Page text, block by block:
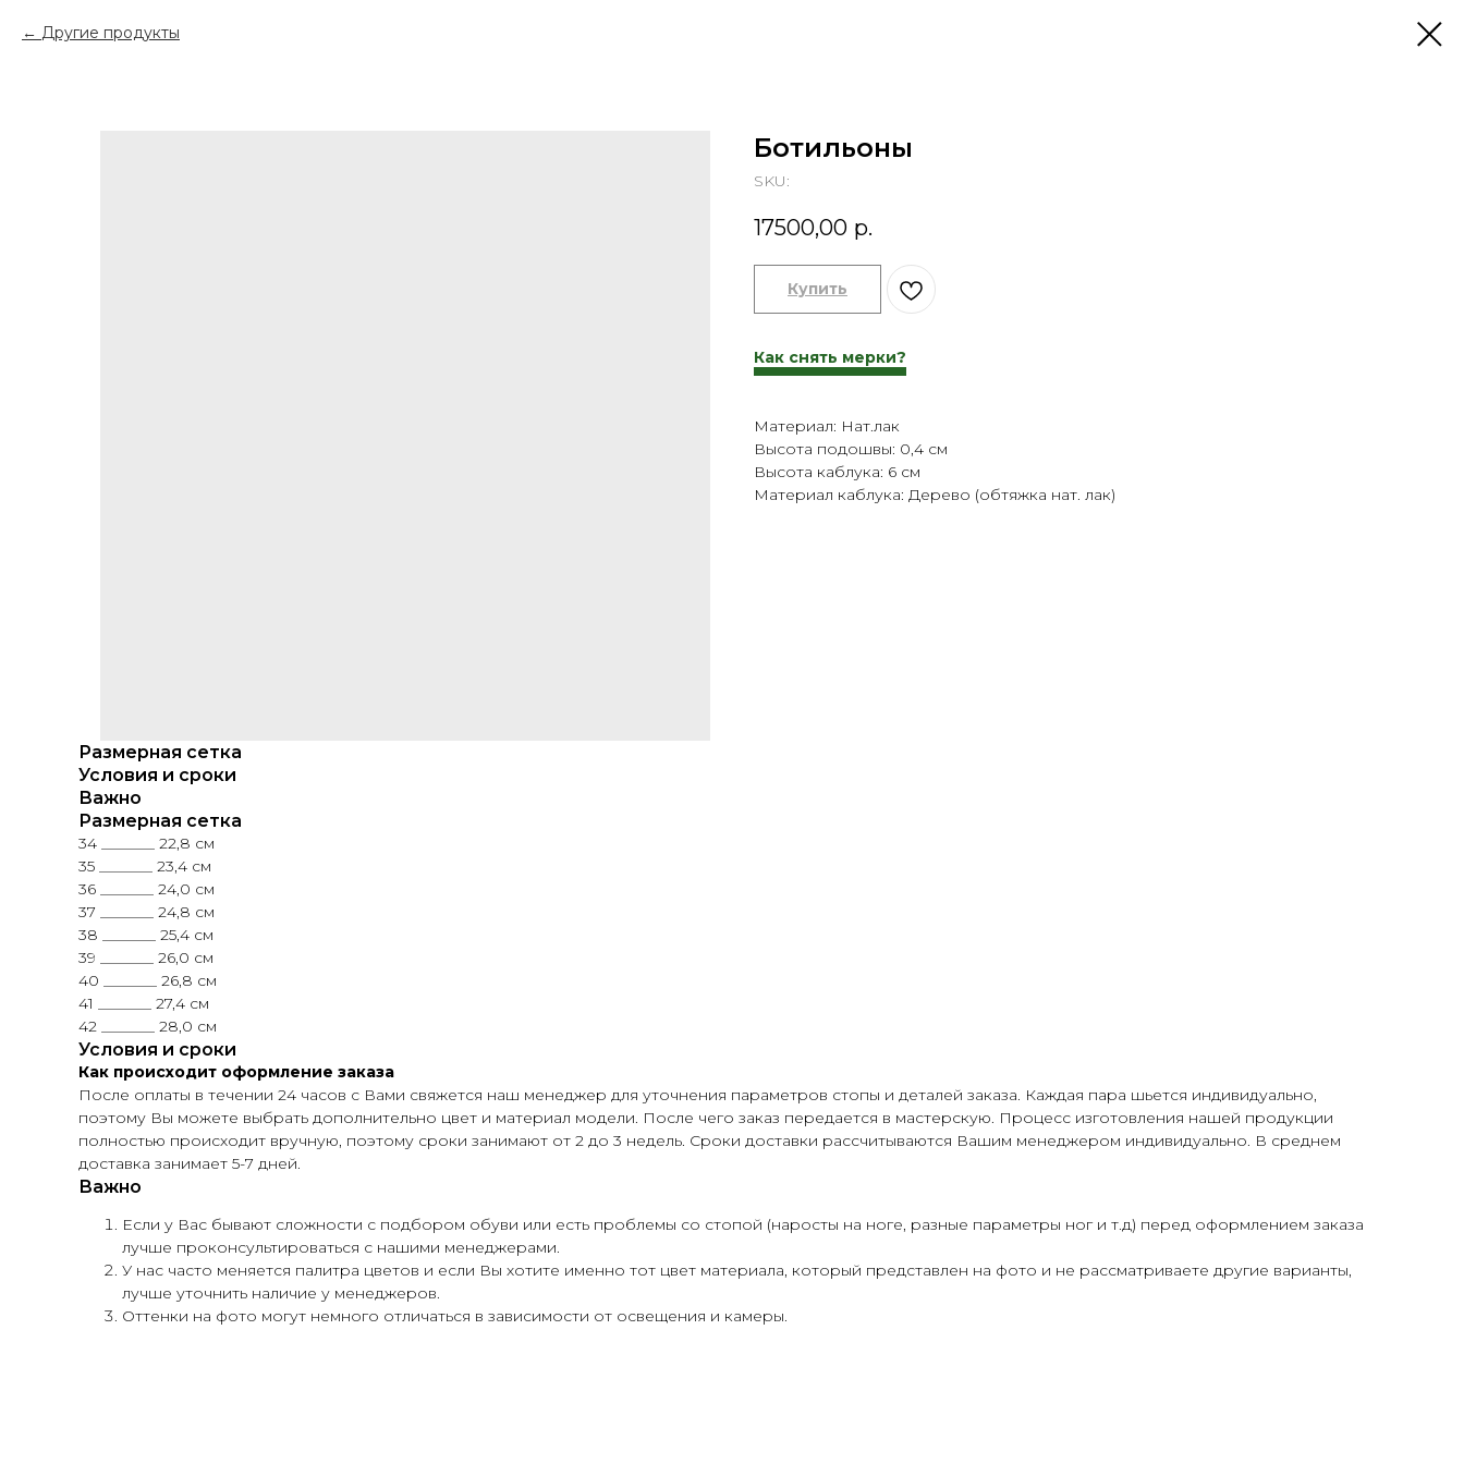
Другие продукты
Ботильоны
SKU:
17500,00 р.
Купить
Как снять мерки?
Материал: Нат.лак
Высота подошвы: 0,4 см
Высота каблука: 6 см
Материал каблука: Дерево (обтяжка нат. лак)
Размерная сетка
Условия и сроки
Важно
Размерная сетка
34 _______ 22,8 см
35 _______ 23,4 см
36 _______ 24,0 см
37 _______ 24,8 см
38 _______ 25,4 см
39 _______ 26,0 см
40 _______ 26,8 см
41 _______ 27,4 см
42 _______ 28,0 см
Условия и сроки
Как происходит оформление заказа
После оплаты в течении 24 часов с Вами свяжется наш менеджер для уточнения параметров стопы и деталей заказа. Каждая пара шьется индивидуально,
поэтому Вы можете выбрать дополнительно цвет и материал модели. После чего заказ передается в мастерскую. Процесс изготовления нашей продукции
полностью происходит вручную, поэтому сроки занимают от 2 до 3 недель. Сроки доставки рассчитываются Вашим менеджером индивидуально. В среднем
доставка занимает 5-7 дней.
Важно
Если у Вас бывают сложности с подбором обуви или есть проблемы со стопой (наросты на ноге, разные параметры ног и т.д) перед оформлением заказа
лучше проконсультироваться с нашими менеджерами.
У нас часто меняется палитра цветов и если Вы хотите именно тот цвет материала, который представлен на фото и не рассматриваете другие варианты,
лучше уточнить наличие у менеджеров.
Оттенки на фото могут немного отличаться в зависимости от освещения и камеры.